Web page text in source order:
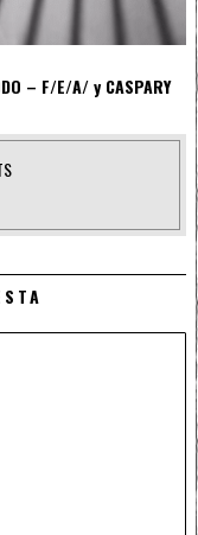
– F/E/A/ y CASPARY